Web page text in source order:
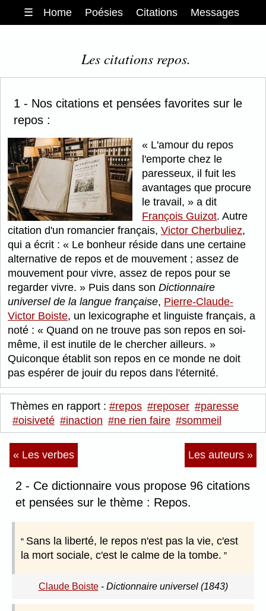
☰ Home Poésies Citations Messages
Les citations repos.
1 - Nos citations et pensées favorites sur le
repos :
L'amour du repos
l'emporte chez le
paresseux, il fuit les
avantages que procure
le travail,
a dit
François Guizot. Autre
citation d'un romancier français, Victor Cherbuliez,
qui a écrit :
Le bonheur réside dans une certaine
alternative de repos et de mouvement ; assez de
mouvement pour vivre, assez de repos pour se
regarder vivre.
Puis dans son Dictionnaire
universel de la langue française, Pierre-Claude-
Victor Boiste, un lexicographe et linguiste français, a
noté :
Quand on ne trouve pas son repos en soi-
même, il est inutile de le chercher ailleurs.
Quiconque établit son repos en ce monde ne doit
pas espérer de jouir du repos dans l'éternité.
Thèmes en rapport : #repos #reposer #paresse
#oisiveté #inaction #ne rien faire #sommeil
« Les verbes Les auteurs »
2 - Ce dictionnaire vous propose 96 citations
et pensées sur le thème : Repos.
Sans la liberté, le repos n'est pas la vie, c'est
la mort sociale, c'est le calme de la tombe.
Claude Boiste- Dictionnaire universel (1843)